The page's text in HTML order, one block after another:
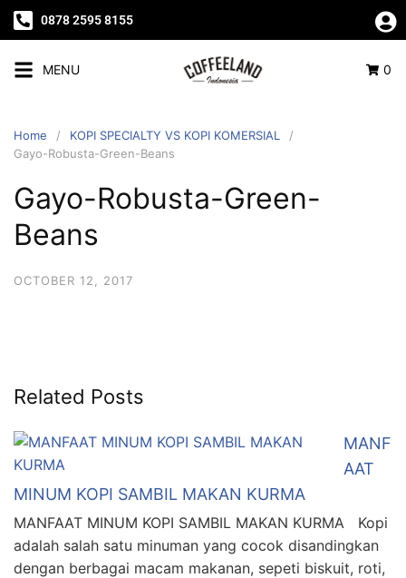
0878 2595 8155
MENU 0
Home
KOPI SPECIALTY VS KOPI KOMERSIAL
Gayo-Robusta-Green-Beans
Gayo-Robusta-Green-
Beans
OCTOBER 12, 2017
Related Posts
MANF
AAT
MINUM KOPI SAMBIL MAKAN KURMA
MANFAAT MINUM KOPI SAMBIL MAKAN KURMA Kopi
adalah salah satu minuman yang cocok disandingkan
dengan berbagai macam makanan, sepeti biskuit, roti,